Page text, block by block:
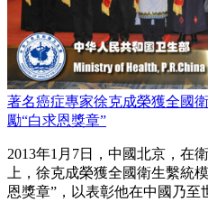
著名癌症專家徐克成榮獲全國
勵“白求恩獎章”
2013年1月7日，中國北京，在
上，徐克成榮獲全國衛生繫統
恩獎章”，以表彰他在中國乃